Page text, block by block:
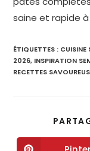
saine et rapide
ÉTIQUETTES : CUISINE
2026, INSPIRATION
RECETTES